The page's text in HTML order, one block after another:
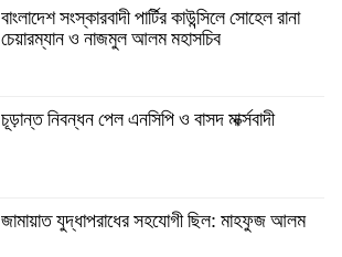
বাংলাদেশ সংস্কারবাদী পার্টির কাউন্সিলে সোহেল রানা
চেয়ারম্যান ও নাজমুল আলম মহাসচিব
চূড়ান্ত নিবন্ধন পেল এনসিপি ও বাসদ মার্ক্সবাদী
জামায়াত যুদ্ধাপরাধের সহযোগী ছিল: মাহফুজ আলম